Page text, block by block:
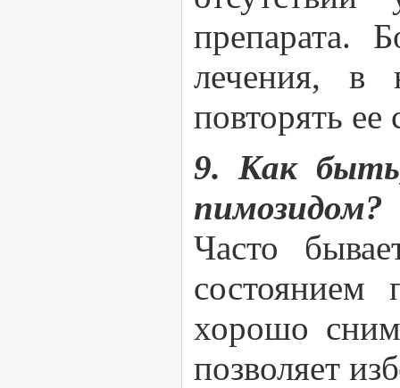
препарата.
лечения, в
повторять
9. Как
пимозидом?
Часто
состоянием
хорошо
позволяет